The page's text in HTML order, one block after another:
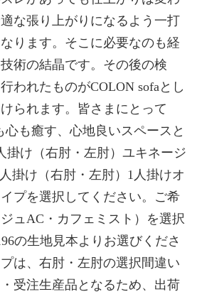
な張り上がりになるよう一打
ります。そこに必要なのも経
術の結晶です。その後の検
われたものがCOLON sofaとし
られます。皆さまにとって
心も癒す、心地良いスペースと
掛け（右肘・左肘）ユキネージ
掛け（右肘・左肘）1人掛けオ
プを選択してください。ご希
ュAC・カフェミスト）を選択
の生地見本よりお選びくださ
は、右肘・左肘の選択間違い
受注生産品となるため、出荷